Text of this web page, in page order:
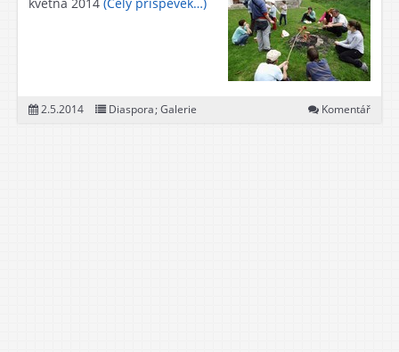
května 2014 (Celý příspěvek…)
2.5.2014 Diaspora;Galerie Komentář